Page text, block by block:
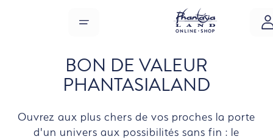
MENU
BON DE VALEUR
PHANTASIALAND
Ouvrez aux plus chers de vos proches la porte
d'un univers aux possibilités sans fin : le